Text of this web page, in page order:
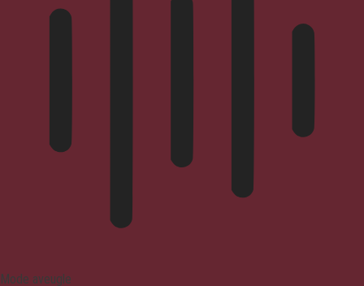
Mode aveugle